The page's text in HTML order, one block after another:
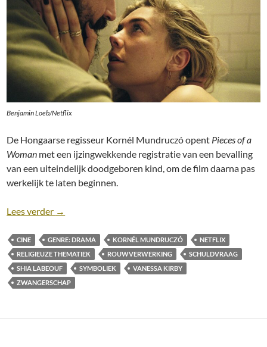
Benjamin Loeb/Netflix
De Hongaarse regisseur Kornél Mundruczó opent Pieces of a
Woman met een ijzingwekkende registratie van een bevalling
van een uiteindelijk doodgeboren kind, om de film daarna pas
werkelijk te laten beginnen.
Lees verder Recensie: Pieces of a Woman [Kornél Mundruczó,
→
CINE GENRE: DRAMA KORNÉL MUNDRUCZÓ
NETFLIX
RELIGIEUZE THEMATIEK
ROUWVERWERKING
SCHULDVRAAG
SHIA LABEOUF
SYMBOLIEK
VANESSA KIRBY
ZWANGERSCHAP